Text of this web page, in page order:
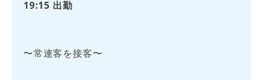
19:15 出勤
〜常連客を接客〜